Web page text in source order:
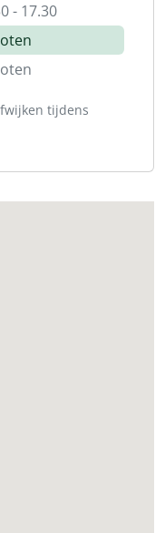
- 17.30
tijdens